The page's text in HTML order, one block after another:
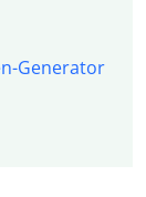
Generator